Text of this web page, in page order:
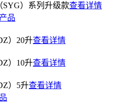
SYG）系列升级款查看详情
品
）20升查看详情
）10升查看详情
）5升查看详情